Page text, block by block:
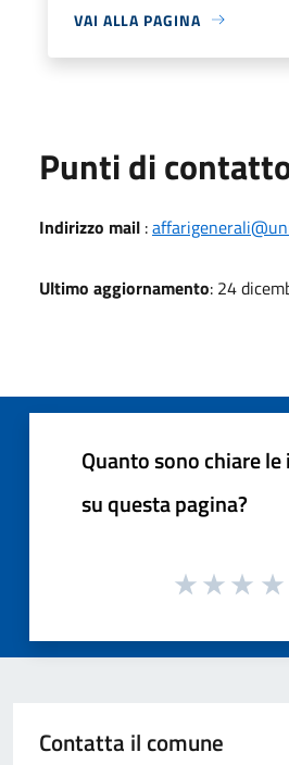
VAI ALLA PAGINA
Punti di
Indirizzo mail :
Ultimo aggiornamento: 24
Quanto sono chiare
su questa pagina?
Contatta il comune